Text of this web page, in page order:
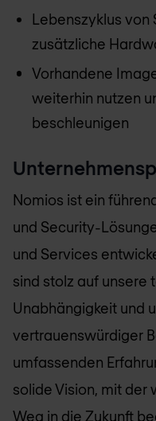
Lebenszyklus von
zusätzliche
Vorhandene
weiterhin nutzen
beschleunigen
Nomios ist ein
und Security-
und Services
sind stolz auf unsere
Unabhängigkeit und
vertrauenswürdiger
umfassenden
solide Vision, mit der
Weg in die Zukunft